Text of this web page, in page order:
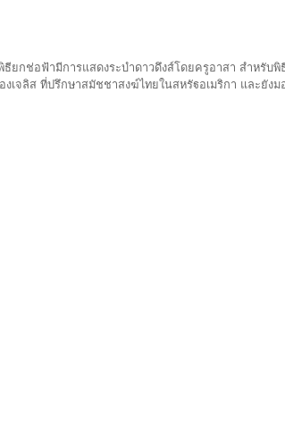
ยกช่อฟ้ามีการแสดงระบำดาวดึงส์โดยครูอาสา สำหรับ
งเจลิส ที่ปรึกษาสมัชชาสงฆ์ไทยในสหรัฐอเมริกา และยั